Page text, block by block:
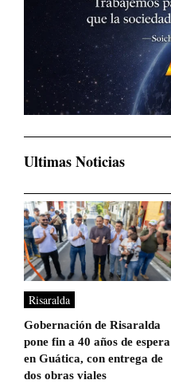
Ultimas Noticias
Risaralda
Gobernación de Risaralda
pone fin a 40 años de espera
en Guática, con entrega de
dos obras viales